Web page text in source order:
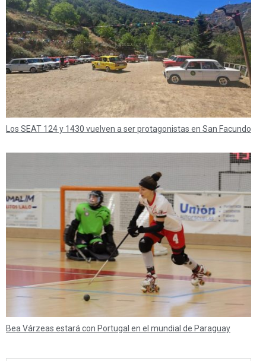
Los SEAT 124 y 1430 vuelven a ser protagonistas en San Facundo
Bea Várzeas estará con Portugal en el mundial de Paraguay